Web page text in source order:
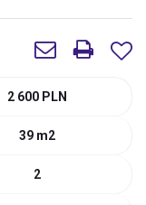
2 600 PLN
39 m2
2